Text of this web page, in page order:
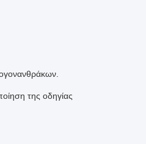
της οδηγίας